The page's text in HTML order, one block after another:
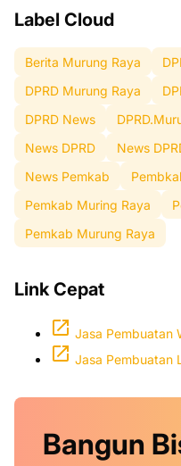
Label Cloud
Berita Murung Raya
DPRD Murung Raya
DPRD News
News DPRD
News
News Pemkab
Pemkab Muring Raya
Pemkab Murung Raya
Link Cepat
Jasa Pembuatan
Jasa Pembuatan
Bangun